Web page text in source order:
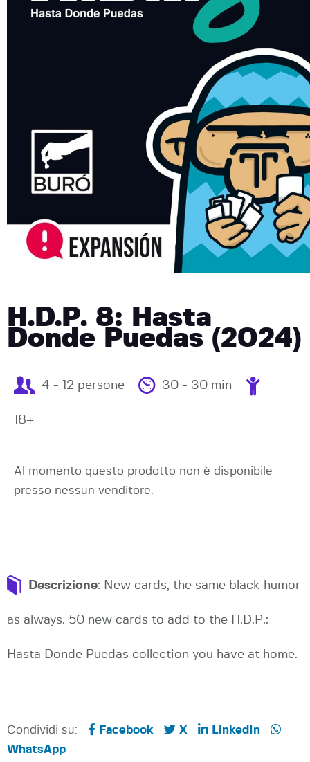
H.D.P. 8: Hasta
Donde Puedas (2024)
4 - 12 persone 30 - 30 min
18+
Al momento questo prodotto non è disponibile
presso nessun venditore.
Descrizione: New cards, the same black humor
as always. 50 new cards to add to the H.D.P.:
Hasta Donde Puedas collection you have at home.
Condividi su: Facebook X
LinkedIn
WhatsApp